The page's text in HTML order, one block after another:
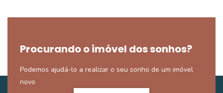
Procurando o imóvel dos sonhos?
Podemos ajudá-lo a realizar o seu sonho de um imóvel
novo